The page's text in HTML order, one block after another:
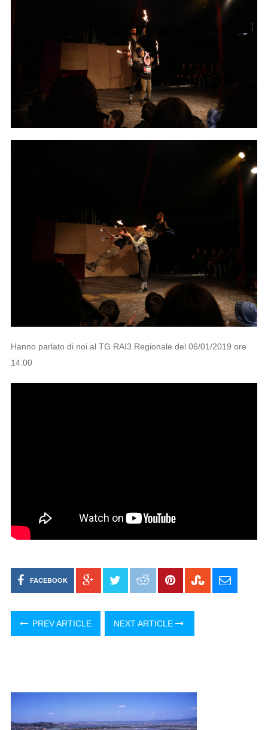
Hanno parlato di noi al TG RAI3 Regionale del 06/01/2019 ore
14.00
FACEBOOK
PREV ARTICLE NEXT ARTICLE